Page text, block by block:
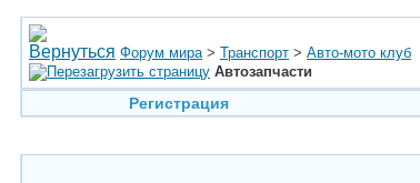
Форум мира > Транспорт > Авто-мото клуб
Автозапчасти
Регистрация